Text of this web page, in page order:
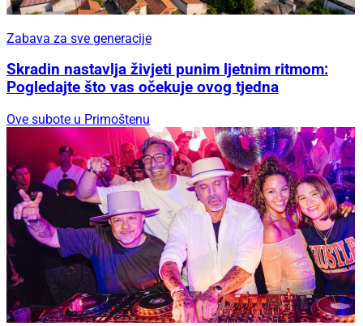
Pogledajte što vas očekuje ovog tjedna
Ove subote u Primoštenu
Ove subote u Primoštenu